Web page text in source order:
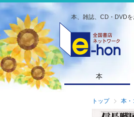
本、雑誌、CD・DVD
本
トップ 本・